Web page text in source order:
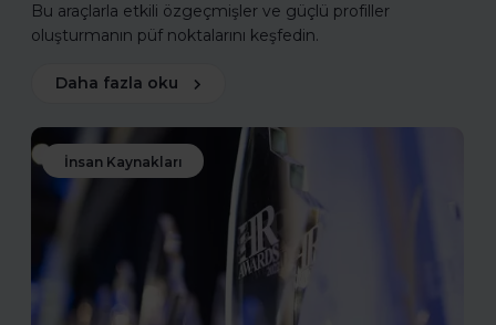
Bu araçlarla etkili özgeçmişler ve güçlü profiller
oluşturmanın püf noktalarını keşfedin.
Daha fazla oku
İnsan Kaynakları